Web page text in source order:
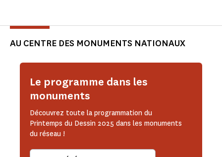
AU CENTRE DES MONUMENTS NATIONAUX
Le programme dans les
monuments
Découvrez toute la programmation du
Printemps du Dessin 2025 dans les monuments
du réseau !